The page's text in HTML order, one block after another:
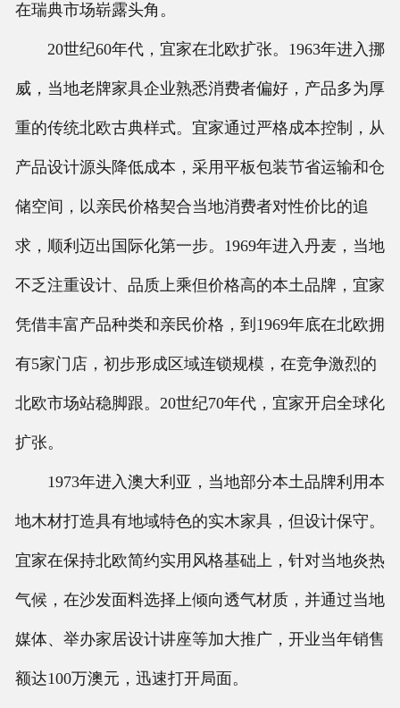
在瑞典市场崭露头角。
20世纪60年代，宜家在北欧扩张。1963年进入挪
威，当地老牌家具企业熟悉消费者偏好，产品多为厚
重的传统北欧古典样式。宜家通过严格成本控制，从
产品设计源头降低成本，采用平板包装节省运输和仓
储空间，以亲民价格契合当地消费者对性价比的追
求，顺利迈出国际化第一步。1969年进入丹麦，当地
不乏注重设计、品质上乘但价格高的本土品牌，宜家
凭借丰富产品种类和亲民价格，到1969年底在北欧拥
有5家门店，初步形成区域连锁规模，在竞争激烈的
北欧市场站稳脚跟。20世纪70年代，宜家开启全球化
扩张。
1973年进入澳大利亚，当地部分本土品牌利用本
地木材打造具有地域特色的实木家具，但设计保守。
宜家在保持北欧简约实用风格基础上，针对当地炎热
气候，在沙发面料选择上倾向透气材质，并通过当地
媒体、举办家居设计讲座等加大推广，开业当年销售
额达100万澳元，迅速打开局面。